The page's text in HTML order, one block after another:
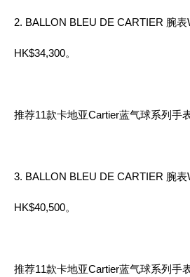
2. BALLON BLEU DE CARTIER 腕表
HK$34,300。
推荐11款卡地亚Cartier蓝气球系列手
3. BALLON BLEU DE CARTIER 腕表
HK$40,500。
推荐11款卡地亚Cartier蓝气球系列手